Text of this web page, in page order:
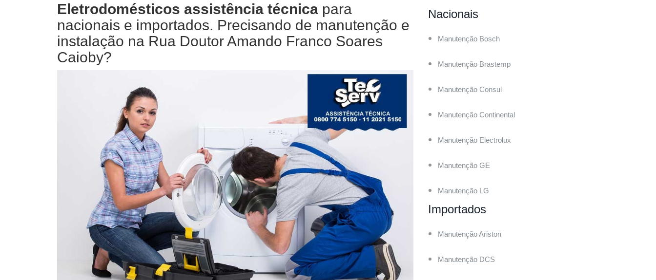
Eletrodomésticos assistência técnica para
nacionais e importados. Precisando de manutenção e
instalação na Rua Doutor Amando Franco Soares
Caioby?
Nacionais
Manutenção Bosch
Manutenção Brastemp
Manutenção Consul
Manutenção Continental
Manutenção Electrolux
Manutenção GE
Manutenção LG
Importados
Manutenção Ariston
Manutenção DCS